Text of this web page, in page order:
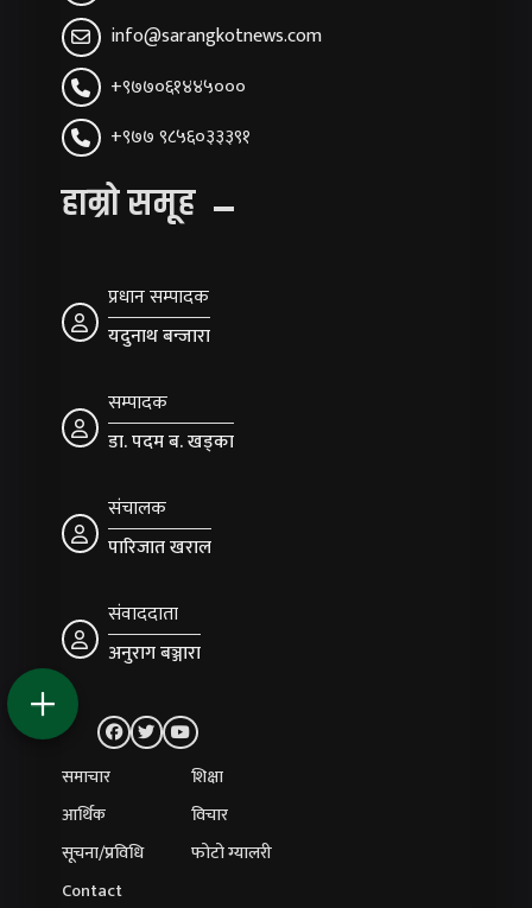
info@sarangkotnews.com
+९७७०६१४४५०००
+९७७ ९८५६०३३३९१
हाम्रो समूह
प्रधान सम्पादक
यदुनाथ बन्जारा
सम्पादक
डा. पदम ब. खड्का
संचालक
पारिजात खराल
संवाददाता
अनुराग बञ्जारा
समाचार
शिक्षा
आर्थिक
विचार
सूचना/प्रविधि
फोटो ग्यालरी
Contact